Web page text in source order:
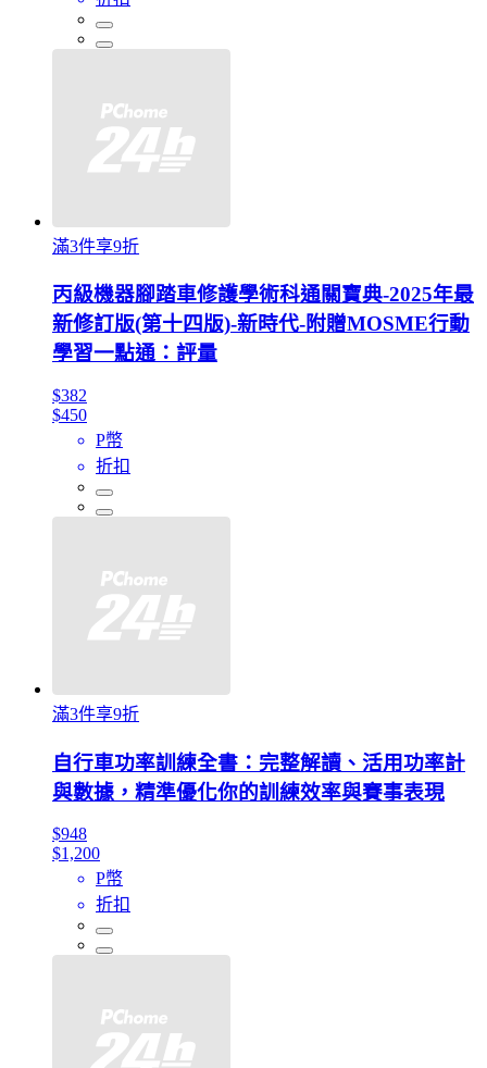
滿3件享9折
丙級機器腳踏車修護學術科通關寶典-2025年最
新修訂版(第十四版)-新時代-附贈MOSME行動
學習一點通：評量
$382
$450
P幣
折扣
滿3件享9折
自行車功率訓練全書：完整解讀、活用功率計
與數據，精準優化你的訓練效率與賽事表現
$948
$1,200
P幣
折扣